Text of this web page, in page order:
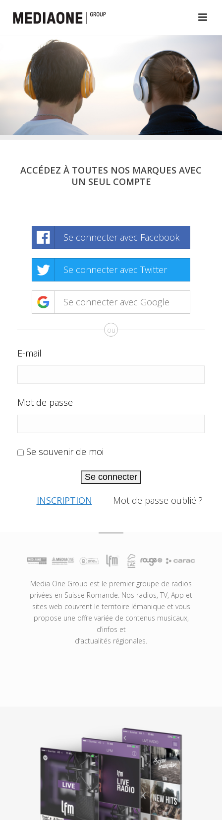
ACCÉDEZ À TOUTES NOS MARQUES AVEC
UN SEUL COMPTE
Se connecter avec Facebook
Se connecter avec Twitter
Se connecter avec Google
ou
E-mail
Mot de passe
Se souvenir de moi
Se connecter
INSCRIPTION Mot de passe oublié ?
Media One Group est le premier groupe de radios
privées en Suisse Romande. Nos radios, TV, App et
sites web couvrent le territoire lémanique et vous
propose une offre variée de contenus musicaux,
d’infos et
d’actualités régionales.